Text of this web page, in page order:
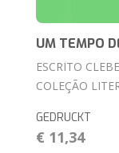
UM TEMPO
ESCRITO
COLEÇÃO
GEDRUCKT
€ 11,34